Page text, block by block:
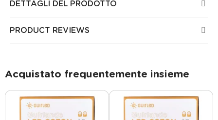
DETTAGLI DEL PRODOTTO
PRODUCT REVIEWS
Acquistato frequentemente insieme